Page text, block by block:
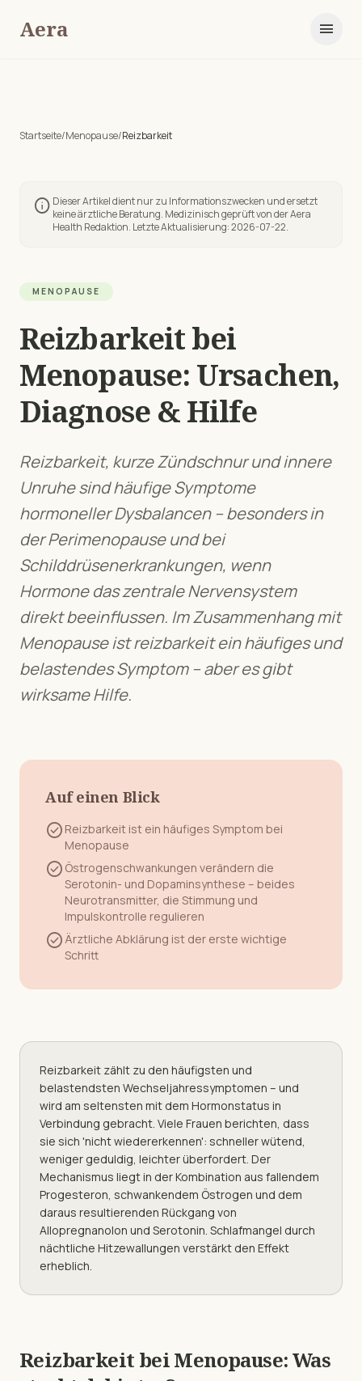
Aera menu
Startseite/Menopause/Reizbarkeit
info Dieser Artikel dient nur zu Informationszwecken und ersetzt
keine ärztliche Beratung. Medizinisch geprüft von der Aera
Health Redaktion. Letzte Aktualisierung:2026-07-22.
MENOPAUSE
Reizbarkeitbei
Menopause: Ursachen,
Diagnose & Hilfe
Reizbarkeit, kurze Zündschnur und innere
Unruhe sind häufige Symptome
hormoneller Dysbalancen – besonders in
der Perimenopause und bei
Schilddrüsenerkrankungen, wenn
Hormone das zentrale Nervensystem
direkt beeinflussen. Im Zusammenhang mit
Menopauseistreizbarkeitein häufiges und
belastendes Symptom – aber es gibt
wirksame Hilfe.
Auf einen Blick
check_circle Reizbarkeit ist ein häufiges Symptom bei
Menopause
check_circle Östrogenschwankungen verändern die
Serotonin- und Dopaminsynthese – beides
Neurotransmitter, die Stimmung und
Impulskontrolle regulieren
check_circleÄrztliche Abklärung ist der erste wichtige
Schritt
Reizbarkeit zählt zu den häufigsten und
belastendsten Wechseljahressymptomen – und
wird am seltensten mit dem Hormonstatus in
Verbindung gebracht. Viele Frauen berichten, dass
sie sich 'nicht wiedererkennen': schneller wütend,
weniger geduldig, leichter überfordert. Der
Mechanismus liegt in der Kombination aus fallendem
Progesteron, schwankendem Östrogen und dem
daraus resultierenden Rückgang von
Allopregnanolon und Serotonin. Schlafmangel durch
nächtliche Hitzewallungen verstärkt den Effekt
erheblich.
Reizbarkeit beiMenopause: Was